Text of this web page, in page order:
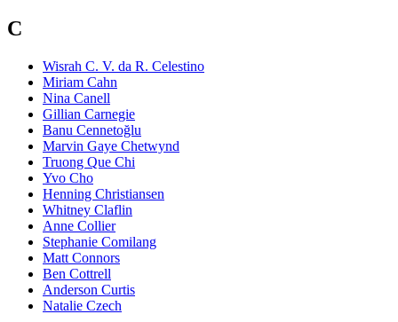
C
Wisrah C. V. da R. Celestino
Miriam Cahn
Nina Canell
Gillian Carnegie
Banu Cennetoğlu
Marvin Gaye Chetwynd
Truong Que Chi
Yvo Cho
Henning Christiansen
Whitney Claflin
Anne Collier
Stephanie Comilang
Matt Connors
Ben Cottrell
Anderson Curtis
Natalie Czech